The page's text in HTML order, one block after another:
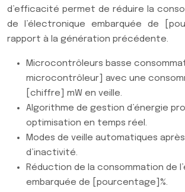
d’efficacité permet de réduire la
de l’électronique embarquée de
rapport à la génération précédente.
Microcontrôleurs basse
microcontrôleur] avec une
[chiffre] mW en veille.
Algorithme de gestion d’énergie
optimisation en temps réel.
Modes de veille automatiques
d’inactivité.
Réduction de la consommation de
embarquée de [pourcentage]%.